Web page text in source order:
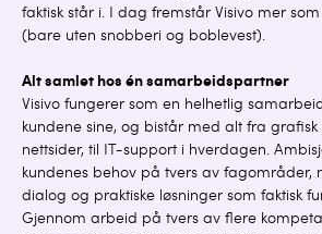
faktisk står i. I dag fremstår Visivo mer
(bare uten snobberi og boblevest).
Alt samlet hos én samarbeidspartner
Visivo fungerer som en helhetlig
kundene sine, og bistår med alt fra
nettsider, til IT-support i hverdagen.
kundenes behov på tvers av fagområder,
dialog og praktiske løsninger som faktisk
Gjennom arbeid på tvers av flere